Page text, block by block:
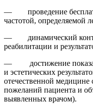
— проведение
частотой, определяемой
— динамический
реабилитации и
— достижение
и эстетических
отечественной медицине
пожеланий пациента и
выявленных врачом).